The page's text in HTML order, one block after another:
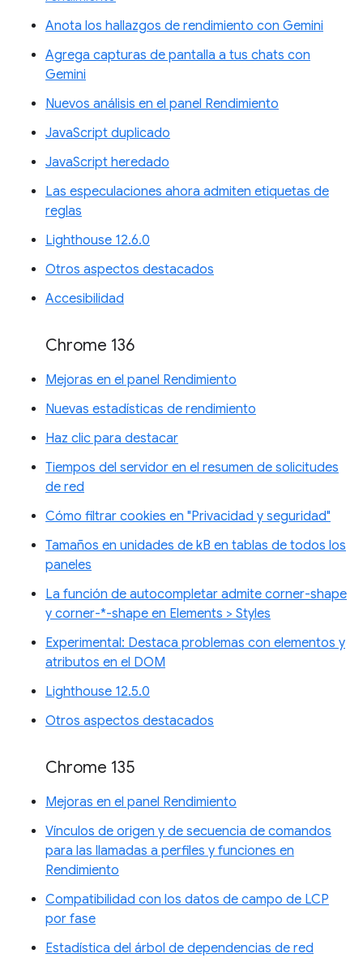
Anota los hallazgos de rendimiento con Gemini
Agrega capturas de pantalla a tus chats con
Gemini
Nuevos análisis en el panel Rendimiento
JavaScript duplicado
JavaScript heredado
Las especulaciones ahora admiten etiquetas de
reglas
Lighthouse 12.6.0
Otros aspectos destacados
Accesibilidad
Chrome 136
Mejoras en el panel Rendimiento
Nuevas estadísticas de rendimiento
Haz clic para destacar
Tiempos del servidor en el resumen de solicitudes
de red
Cómo filtrar cookies en "Privacidad y seguridad"
Tamaños en unidades de kB en tablas de todos los
paneles
La función de autocompletar admite corner-shape
y corner-*-shape en Elements > Styles
Experimental: Destaca problemas con elementos y
atributos en el DOM
Lighthouse 12.5.0
Otros aspectos destacados
Chrome 135
Mejoras en el panel Rendimiento
Vínculos de origen y de secuencia de comandos
para las llamadas a perfiles y funciones en
Rendimiento
Compatibilidad con los datos de campo de LCP
por fase
Estadística del árbol de dependencias de red